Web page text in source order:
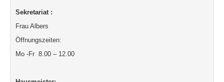
Sekretariat :
Frau Albers
Öffnungszeiten:
Mo -Fr 8.00 – 12.00